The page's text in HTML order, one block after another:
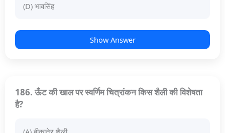
(D) भावसिंह
Show Answer
186. ऊँट की खाल पर स्वर्णिम चित्रांकन किस शैली की विशेषता
है?